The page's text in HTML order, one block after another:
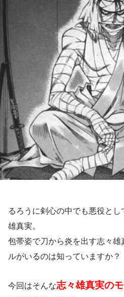
るろうに剣心の中でも悪役と
雄真実。
包帯姿で刀から炎を出す志々
ルがいるのは知っていますか？
今回はそんな志々雄真実の